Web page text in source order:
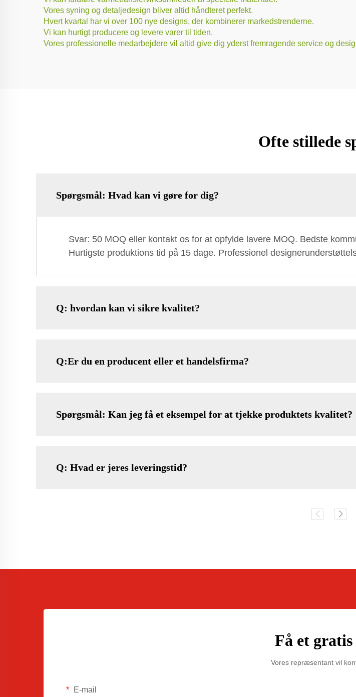
Vores syning og detaljedesign bliver altid håndteret perfekt.
Hvert kvartal har vi over 100 nye designs, der kombinerer markedstrenderne.
Vi kan hurtigt producere og levere varer til tiden.
Vores professionelle medarbejdere vil altid give dig yderst fremragende service og
Ofte stillede
Spørgsmål: Hvad kan vi gøre for dig?
Svar: 50 MOQ eller kontakt os for at opfylde lavere MOQ. Bedste
Hurtigste produktions tid på 15 dage. Professionel
Q: hvordan kan vi sikre kvalitet?
Q:Er du en producent eller et handelsfirma?
Spørgsmål: Kan jeg få et eksempel for at tjekke produktets kvalitet?
Q: Hvad er jeres leveringstid?
Få et
Vores repræsentant vil
E-mail